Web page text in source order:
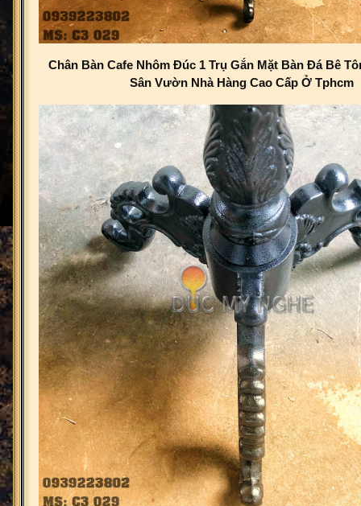
Chân Bàn Cafe Nhôm Đúc 1 Trụ Gắn Mặt Bàn Đá Bê
Sân Vườn Nhà Hàng Cao Cấp Ở Tphcm